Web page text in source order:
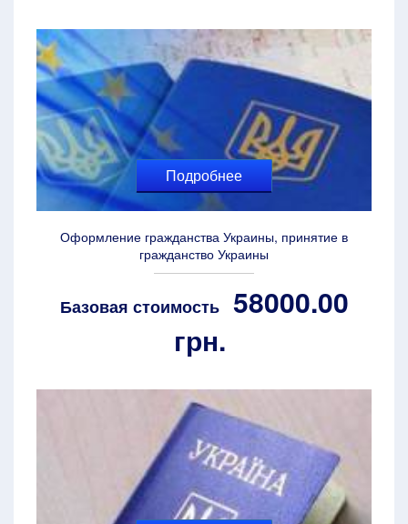
Подробнее
Оформление гражданства Украины, принятие в
гражданство Украины
Базовая стоимость 58000.00
грн.